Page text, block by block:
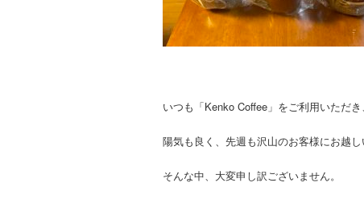
いつも「Kenko Coffee」をご利用いただき
陽気も良く、先週も沢山のお客様にお越し
そんな中、大変申し訳ございません。